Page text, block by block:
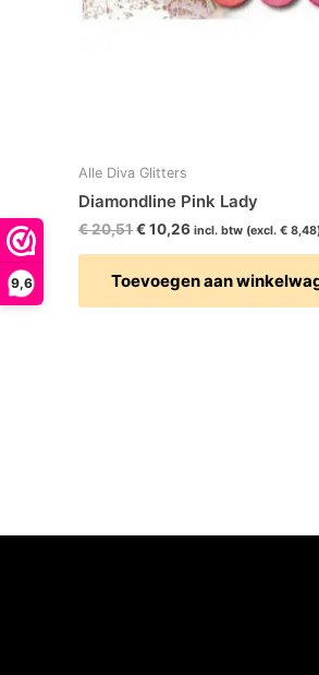
9,6
Alle Diva Glitters
Diamondline Pink Lady
€20,51€10,26 incl. btw (excl. € 8,48
Toevoegen aan